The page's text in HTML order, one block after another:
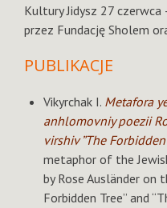
Kultury Jidysz 27
przez Fundację Sholem
PUBLIKACJE
Vikyrchak I. Metafora
anhlomovniy poezii
virshiv ”The
metaphor of the
by Rose Ausländer on
Forbidden Tree” and